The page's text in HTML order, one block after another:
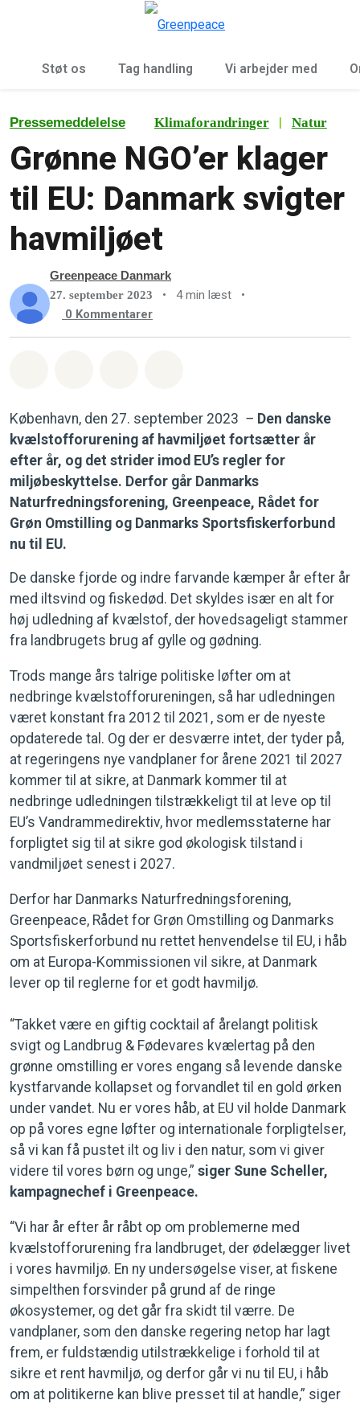
Støt os Tag handling Vi arbejder med
Pressemeddelelse Klimaforandringer | Natur
Grønne NGO’er klager
til EU: Danmark svigter
havmiljøet
Greenpeace Danmark
27. september 2023 • 4 min læst
•
0 Kommentarer
København, den 27. september 2023 – Den danske
kvælstofforurening af havmiljøet fortsætter år
efter år, og det strider imod EU’s regler for
miljøbeskyttelse. Derfor går Danmarks
Naturfredningsforening, Greenpeace, Rådet for
Grøn Omstilling og Danmarks Sportsfiskerforbund
nu til EU.
De danske fjorde og indre farvande kæmper år efter år
med iltsvind og fiskedød. Det skyldes især en alt for
høj udledning af kvælstof, der hovedsageligt stammer
fra landbrugets brug af gylle og gødning.
Trods mange års talrige politiske løfter om at
nedbringe kvælstofforureningen, så har udledningen
været konstant fra 2012 til 2021, som er de nyeste
opdaterede tal. Og der er desværre intet, der tyder på,
at regeringens nye vandplaner for årene 2021 til 2027
kommer til at sikre, at Danmark kommer til at
nedbringe udledningen tilstrækkeligt til at leve op til
EU’s Vandrammedirektiv, hvor medlemsstaterne har
forpligtet sig til at sikre god økologisk tilstand i
vandmiljøet senest i 2027.
Derfor har Danmarks Naturfredningsforening,
Greenpeace, Rådet for Grøn Omstilling og Danmarks
Sportsfiskerforbund nu rettet henvendelse til EU, i håb
om at Europa-Kommissionen vil sikre, at Danmark
lever op til reglerne for et godt havmiljø.
“Takket være en giftig cocktail af årelangt politisk
svigt og Landbrug & Fødevares kvælertag på den
grønne omstilling er vores engang så levende danske
kystfarvande kollapset og forvandlet til en gold ørken
under vandet. Nu er vores håb, at EU vil holde Danmark
op på vores egne løfter og internationale forpligtelser,
så vi kan få pustet ilt og liv i den natur, som vi giver
videre til vores børn og unge,” siger Sune Scheller,
kampagnechef i Greenpeace.
“Vi har år efter år råbt op om problemerne med
kvælstofforurening fra landbruget, der ødelægger livet
i vores havmiljø. En ny undersøgelse viser, at fiskene
simpelthen forsvinder på grund af de ringe
økosystemer, og det går fra skidt til værre. De
vandplaner, som den danske regering netop har lagt
frem, er fuldstændig utilstrækkelige i forhold til at
sikre et rent havmiljø, og derfor går vi nu til EU, i håb
om at politikerne kan blive presset til at handle,” siger